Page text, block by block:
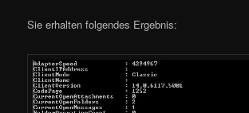
Sie erhalten folgendes Ergebnis: